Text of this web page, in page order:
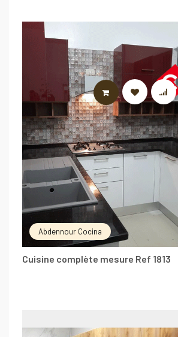
Abdennour Cocina
Cuisine complète mesure Ref 1813
LIRE LA SUITE